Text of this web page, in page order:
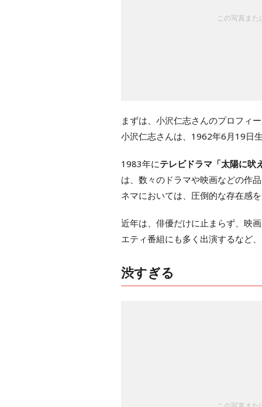
この写真ま
まずは、小沢仁志さんのプロフィ
小沢仁志さんは、1962年6月19日
1983年にテレビドラマ「太陽に吠
は、数々のドラマや映画などの作
ネマにおいては、圧倒的な存在感
近年は、俳優だけに止まらず、映
エティ番組にも多く出演するなど
渋すぎる